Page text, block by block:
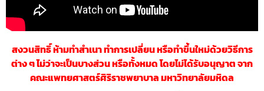
สงวนสิทธิ์ ห้ามทำสำเนา ทำการเปลี่ยน หรือทำขึ้นใหม่ด้วยวิธีการ
ต่าง ๆ ไม่ว่าจะเป็นบางส่วน หรือทั้งหมด โดยไม่ได้รับอนุญาต จาก
คณะแพทยศาสตร์ศิริราชพยาบาล มหาวิทยาลัยมหิดล